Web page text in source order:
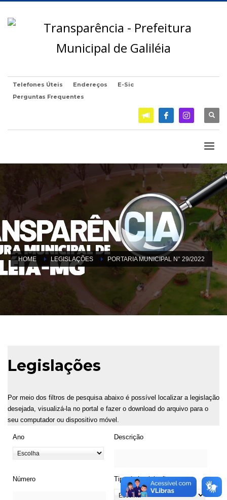
Telefones Úteis Endereços
E-Sic
Perguntas Frequentes
HOME LEGISLAÇÕES PORTARIA MUNICIPAL N° 29/2022
Legislações
Por meio dos filtros de pesquisa abaixo é possível localizar a legislação
desejada, visualizá-la no portal e fazer o download do arquivo para o
seu computador ou dispositivo móvel.
Ano Descrição
Número Tipo de Legislação